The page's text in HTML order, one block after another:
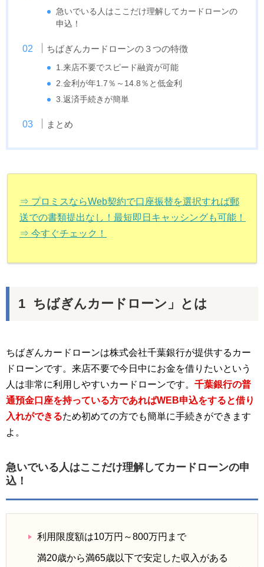
急いでいる人はここだけ理解してカードローンの
申込！
ちばぎんカードローンの３つの特徴
1.来店不要でスピード融資が可能
2.金利が年1.7％～14.8％と低金利
3.返済手続きが簡単
まとめ
⇒ プロミスならWeb契約で口座振替を選択すれば郵
送での書類提出なし！最短即日キャッシングも可能！
⇒ 今すぐチェック！
ちばぎんカードローン」とは
ちばぎんカードローンは株式会社千葉銀行が提供するカー
ドローンです。来店不要で今日中にお金を借りたいという
人は非常に利用しやすいカードローンです。 千葉銀行の普
通預金口座を持っている方であればWEB申込をすると借り
入れができるため初めての方でも簡単に手続きができます
よ。
急いでいる人はここだけ理解してカードローンの申
込！
利用限度額は10万円～800万円まで
満20歳から満65歳以下で安定した収入がある